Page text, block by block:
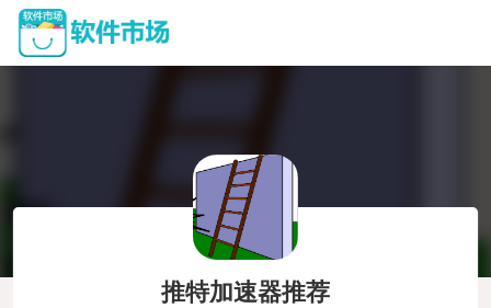
推特加速器推荐